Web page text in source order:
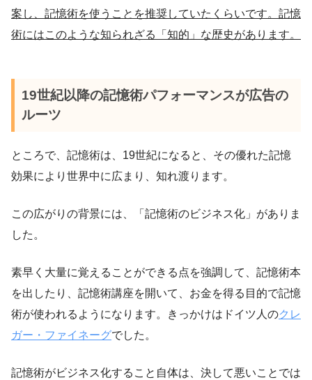
案し、記憶術を使うことを推奨していたくらいです。記憶
術にはこのような知られざる「知的」な歴史があります。
19世紀以降の記憶術パフォーマンスが広告の
ルーツ
ところで、記憶術は、19世紀になると、その優れた記憶
効果により世界中に広まり、知れ渡ります。
この広がりの背景には、「記憶術のビジネス化」がありま
した。
素早く大量に覚えることができる点を強調して、記憶術本
を出したり、記憶術講座を開いて、お金を得る目的で記憶
術が使われるようになります。きっかけはドイツ人のクレ
ガー・ファイネーグでした。
記憶術がビジネス化すること自体は、決して悪いことでは